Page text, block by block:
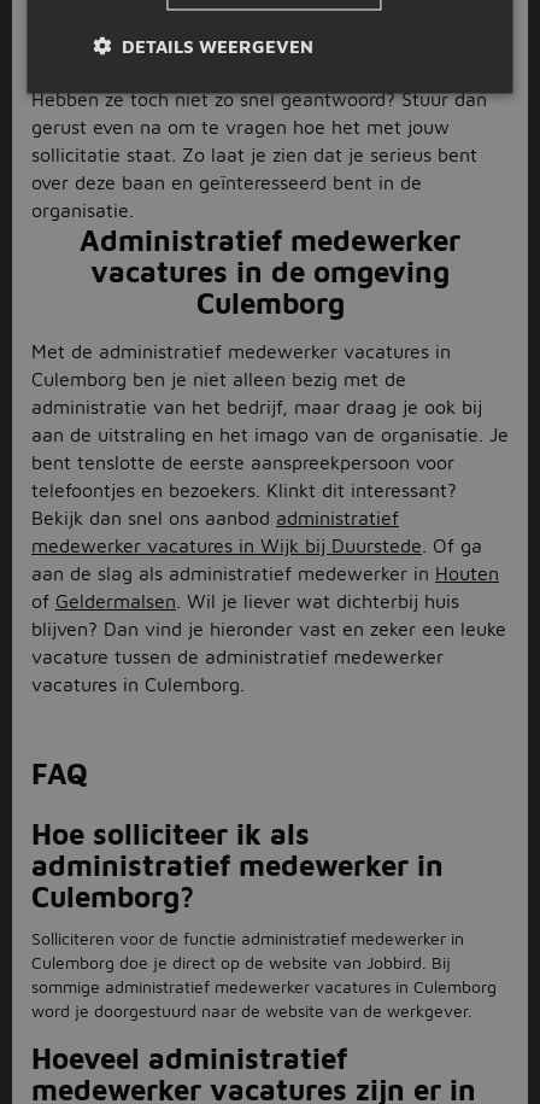
bent voor deze baan. Let wel: binnen no-time zijn er
vele reacties binnengekomen op dezelfde vacature,
Hebben ze toch niet zo snel geantwoord? Stuur dan
gerust even na om te vragen hoe het met jouw
sollicitatie staat. Zo laat je zien dat je serieus bent
over deze baan en geïnteresseerd bent in de
organisatie.
Administratief medewerker
vacatures in de omgeving
Culemborg
Met de administratief medewerker vacatures in
Culemborg ben je niet alleen bezig met de
administratie van het bedrijf, maar draag je ook bij
aan de uitstraling en het imago van de organisatie. Je
bent tenslotte de eerste aanspreekpersoon voor
telefoontjes en bezoekers. Klinkt dit interessant?
Bekijk dan snel ons aanbod administratief
medewerker vacatures in Wijk bij Duurstede . Of ga
aan de slag als administratief medewerker in Houten
of Geldermalsen . Wil je liever wat dichterbij huis
blijven? Dan vind je hieronder vast en zeker een leuke
vacature tussen de administratief medewerker
vacatures in Culemborg.
FAQ
Hoe solliciteer ik als
administratief medewerker in
Culemborg?
Solliciteren voor de functie administratief medewerker in
Culemborg doe je direct op de website van Jobbird. Bij
sommige administratief medewerker vacatures in Culemborg
word je doorgestuurd naar de website van de werkgever.
Hoeveel administratief
medewerker vacatures zijn er in
DETAILS WEERGEVEN